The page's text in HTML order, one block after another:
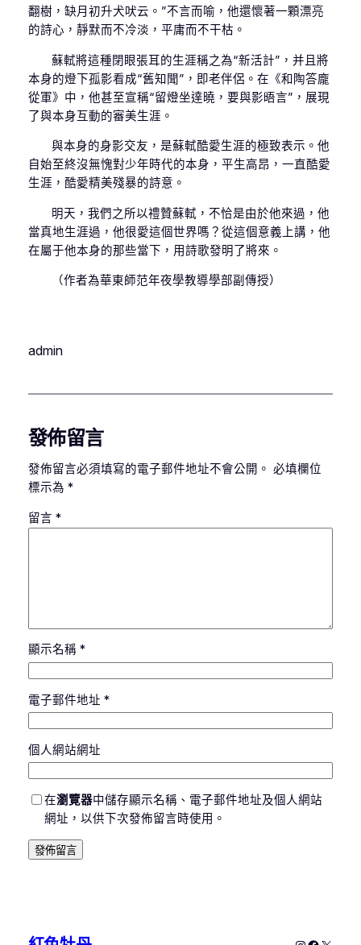
翻樹，缺月初升犬吠云。”不言而喻，他還懷著一顆漂亮
的詩心，靜默而不冷淡，平庸而不干枯。
蘇軾將這種閉眼張耳的生涯稱之為“新活計”，并且將
本身的燈下孤影看成“舊知聞”，即老伴侶。在《和陶答龐
從軍》中，他甚至宣稱“留燈坐達曉，要與影晤言”，展現
了與本身互動的審美生涯。
與本身的身影交友，是蘇軾酷愛生涯的極致表示。他
自始至終沒無愧對少年時代的本身，平生高昂，一直酷愛
生涯，酷愛精美殘暴的詩意。
明天，我們之所以禮贊蘇軾，不恰是由於他來過，他
當真地生涯過，他很愛這個世界嗎？從這個意義上講，他
在屬于他本身的那些當下，用詩歌發明了將來。
（作者為華東師范年夜學教導學部副傳授）
admin
發佈留言
發佈留言必須填寫的電子郵件地址不會公開。 必填欄位
標示為 *
留言 *
顯示名稱 *
電子郵件地址 *
個人網站網址
在瀏覽器中儲存顯示名稱、電子郵件地址及個人網站
網址，以供下次發佈留言時使用。